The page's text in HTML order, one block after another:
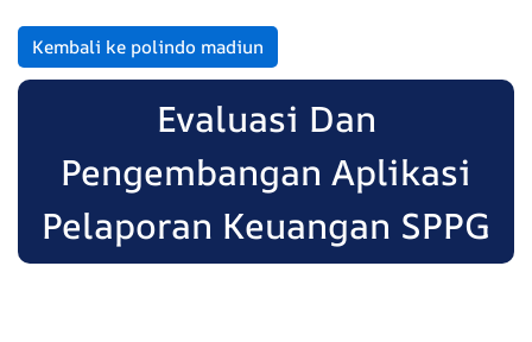
Kembali ke polindo madiun
Evaluasi Dan
Pengembangan Aplikasi
Pelaporan Keuangan SPPG